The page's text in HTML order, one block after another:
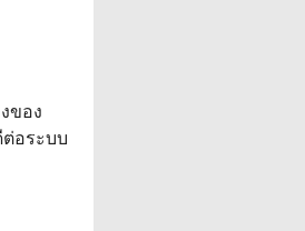
ของ
อระบบ